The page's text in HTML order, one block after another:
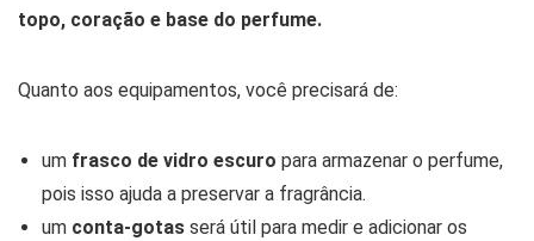
topo, coração e base do perfume.
Quanto aos equipamentos, você precisará de:
um frasco de vidro escuro para armazenar o perfume,
pois isso ajuda a preservar a fragrância.
um conta-gotas será útil para medir e adicionar os